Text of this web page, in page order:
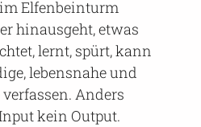
Elfenbeinturm
hinausgeht, etwas
lernt, spürt, kann
lebensnahe und
Anders
kein Output.